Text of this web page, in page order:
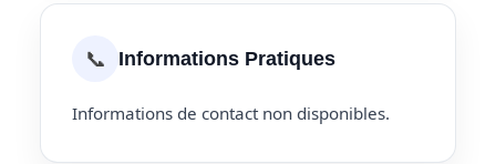
📞 Informations Pratiques
Informations de contact non disponibles.